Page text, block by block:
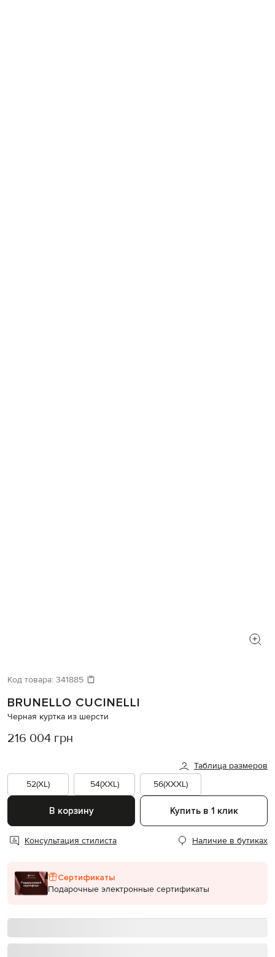
Код товара: 341885
BRUNELLO CUCINELLI
Черная куртка из шерсти
216 004 грн
Таблица размеров
52(XL)
54(XXL) 56(XXXL)
В корзину Купить в 1 клик
Консультация стилиста Наличие в бутиках
Сертификаты
Подарочные электронные сертификаты